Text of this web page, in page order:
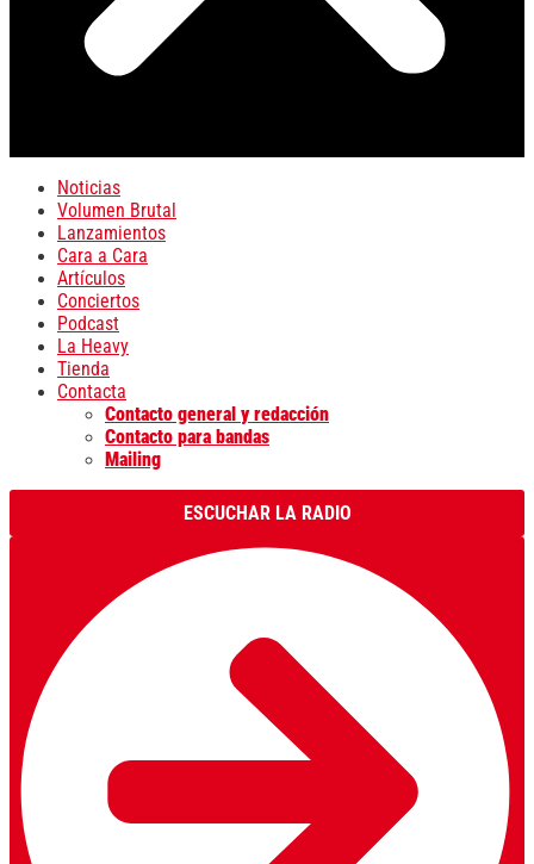
Noticias
Volumen Brutal
Lanzamientos
Cara a Cara
Artículos
Conciertos
Podcast
La Heavy
Tienda
Contacta
Contacto general y redacción
Contacto para bandas
Mailing
ESCUCHAR LA RADIO